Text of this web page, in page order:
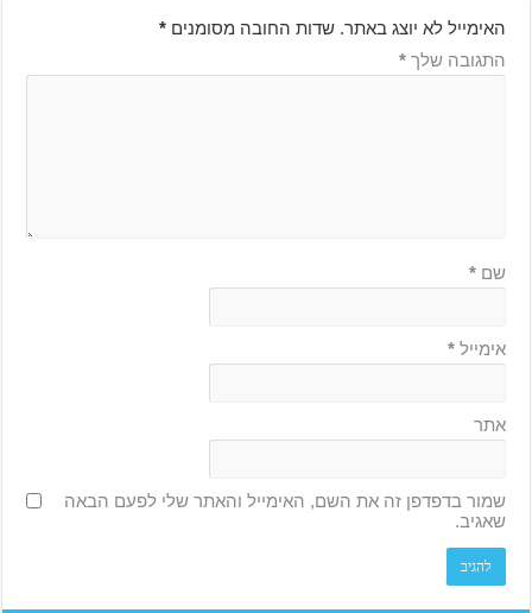
האימייל לא יוצג באתר. שדות החובה מסומנים*
התגובה שלך*
שם*
אימייל*
אתר
שמור בדפדפן זה את השם, האימייל והאתר שלי לפעם הבאה
שאגיב.